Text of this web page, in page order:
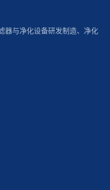
器与净化设备研发制造、净化